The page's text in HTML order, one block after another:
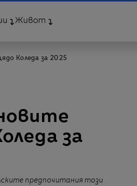
Живот
Коледа за 2025
за
предпочитания този